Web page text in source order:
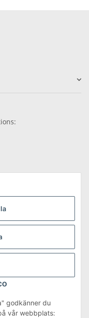
godkänner du
vår webbplats: